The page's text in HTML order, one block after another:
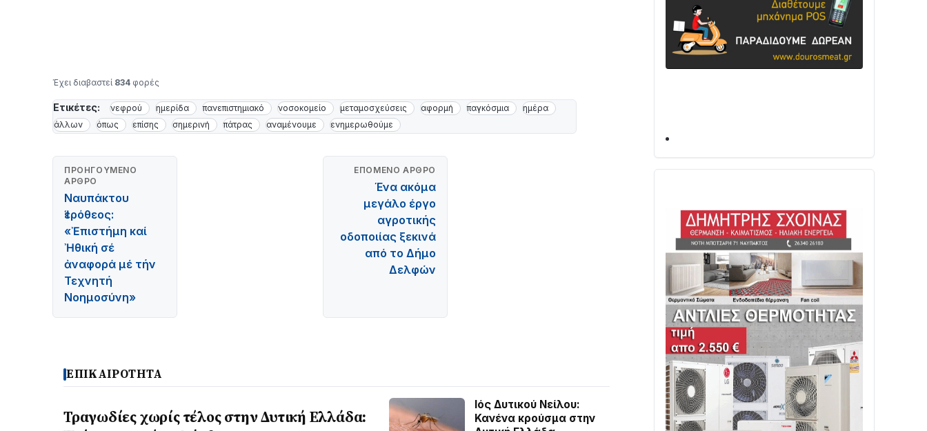
Έχει διαβαστεί 834 φορές
Ετικέτες: νεφρού ημερίδα πανεπιστημιακό νοσοκομείο μεταμοσχεύσεις αφορμή παγκόσμια
ημέρα
άλλων
όπως επίσης σημερινή πάτρας αναμένουμε ενημερωθούμε
ΠΡΟΗΓΟΎΜΕΝΟ
ΆΡΘΡΟ
Ναυπάκτου
Ἱερόθεος:
«Ἐπιστήμη καί
Ἠθική σέ
ἀναφορά μέ τήν
Τεχνητή
Νοημοσύνη»
ΕΠΌΜΕΝΟ ΆΡΘΡΟ
Ένα ακόμα
μεγάλο έργο
αγροτικής
οδοποιίας ξεκινά
από το Δήμο
Δελφών
ΕΠΙΚΑΙΡΟΤΗΤΑ
Τραγωδίες χωρίς τέλος στην Δυτική Ελλάδα:
Ιός Δυτικού Νείλου:
Κανένα κρούσμα στην